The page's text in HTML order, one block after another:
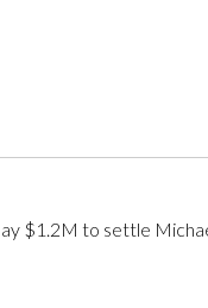
$1.2M to settle